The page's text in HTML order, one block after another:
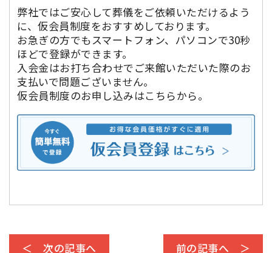
弊社ではご安心して葬儀をご依頼いただけるよう
に、仮会員制度をおすすめしております。
お急ぎの方でもスマートフォン、パソコンで30秒
ほどで登録ができます。
入会金はお打ち合わせでご来館いただいた際のお
支払いで問題ございません。
仮会員制度のお申し込みはこちらから。
＜ 次の記事へ 前の記事へ ＞